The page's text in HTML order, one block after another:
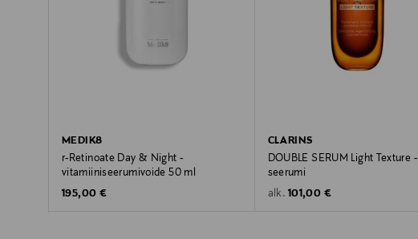
MEDIK8
r-Retinoate Day & Night -
vitamiiniseerumivoide 50 ml
Original Price
195,00 €
CLARINS
DOUBLE SERUM Light Texture -
seerumi
alk. Original Price
101,00 €